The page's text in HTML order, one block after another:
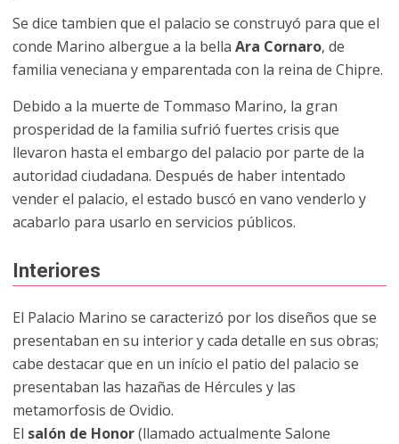
Se dice tambien que el palacio se construyó para que el
conde Marino albergue a la bella Ara Cornaro, de
familia veneciana y emparentada con la reina de Chipre.
Debido a la muerte de Tommaso Marino, la gran
prosperidad de la familia sufrió fuertes crisis que
llevaron hasta el embargo del palacio por parte de la
autoridad ciudadana. Después de haber intentado
vender el palacio, el estado buscó en vano venderlo y
acabarlo para usarlo en servicios públicos.
Interiores
El Palacio Marino se caracterizó por los diseños que se
presentaban en su interior y cada detalle en sus obras;
cabe destacar que en un início el patio del palacio se
presentaban las hazañas de Hércules y las
metamorfosis de Ovidio.
El salón de Honor(llamado actualmente Salone